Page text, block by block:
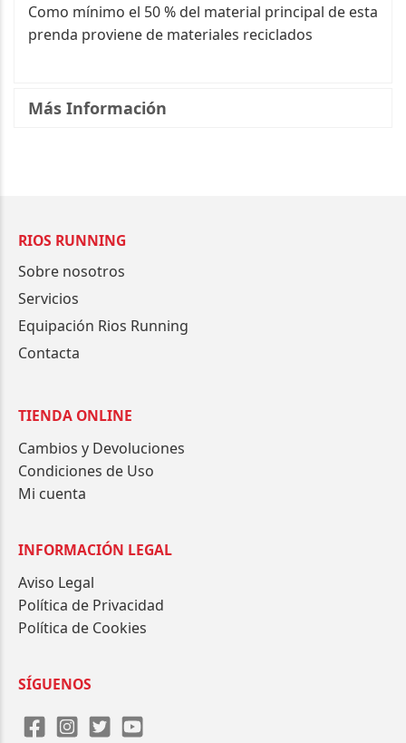
Como mínimo el 50 % del material principal de esta
prenda proviene de materiales reciclados
Más Información
RIOS RUNNING
Sobre nosotros
Servicios
Equipación Rios Running
Contacta
TIENDA ONLINE
Cambios y Devoluciones
Condiciones de Uso
Mi cuenta
INFORMACIÓN LEGAL
Aviso Legal
Política de Privacidad
Política de Cookies
SÍGUENOS